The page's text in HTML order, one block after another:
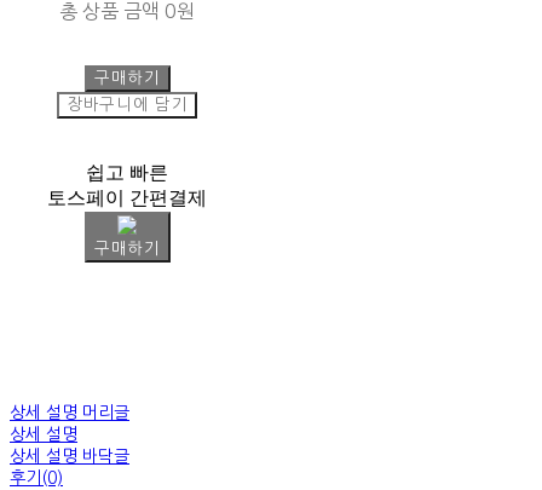
총 상품 금액 0원
구매하기
장바구니에 담기
쉽고 빠른
토스페이 간편결제
구매하기
상세 설명 머리글
상세 설명
상세 설명 바닥글
후기(0)